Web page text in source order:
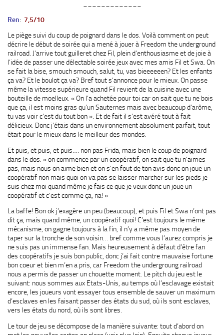
Ren: 7,5/10
Le piège suivi du coup de poignard dans le dos. Voilà comment on peut
décrire le début de soirée qui a mené à jouer à Freedom the underground
railroad. J’arrive tout guilleret chez Fil, plein d’enthousiasme et de joie à
l’idée de passer une délectable soirée jeux avec mes amis Fil et Swa. On
se fait la bise, smouch smouch, salut, tu, vas bieeeeeen? Et les enfants
ça va? Et le boulot ça va? Bref tout s’annonce pour le mieux. On passe
même la vitesse supérieure quand Fil revient de la cuisine avec une
bouteille de moelleux. « On l’a achetée pour toi car on sait que tu ne bois
que ça, il est moins gras qu’un Sauternes mais avec beaucoup d’arôme,
tu vas voir c’est du tout bon ». Et de fait il s’est avéré tout à fait
délicieux. Donc j’étais dans un environnement absolument parfait, tout
était pour le mieux dans le meilleur des mondes.
Et puis, et puis, et puis…. non pas Frida, mais bien le coup de poignard
dans le dos: « on commence par un coopératif, on sait que tu n’aimes
pas, mais nous on aime bien et on s’en fout de ton avis donc on joue un
coopératif non mais quoi on va pas se laisser marcher sur les pieds je
suis chez moi quand même je fais ce que je veux donc un joue un
coopératif et c’est comme ça, na! »
La baffe! Bon ok j’exagère un peu (beaucoup), et puis Fil et Swa n’ont pas
dit ça, mais quand même, un coopératif quoi! C’est toujours le même
mécanisme, on gagne toujours à la fin, il n’y a même pas moyen de
taper sur la tronche de son voisin… bref comme vous l’aurez compris je
ne suis pas un immense fan. Mais heureusement à défaut d’être fan
des coopératifs je suis bon public, donc j’ai fait contre mauvaise fortune
bon coeur et bien m’en a pris, car Freedom the undergroung railroad
nous a permis de passer un chouette moment. Le pitch du jeu est le
suivant: nous sommes aux Etats-Unis, au temps où l’esclavage existait
encore, les joueurs vont essayer tous ensemble de sauver un maximum
d’esclaves en les faisant passer des états du sud, où ils sont esclaves,
vers les états du nord, où ils sont libres.
Le tour de jeu se décompose de la manière suivante: tout d’abord on